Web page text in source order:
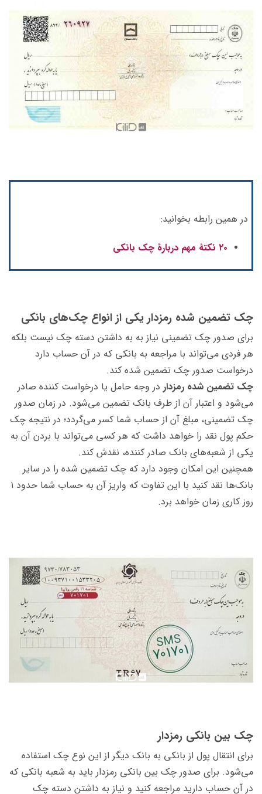
در همین رابطه بخوانید:
۲۰ نکتۀ مهم دربارۀ چک بانکی
چک تضمین شده رمزدار یکی از انواع چک‌های بانکی
برای صدور چک تضمینی نیاز به به داشتن دسته چک نیست بلکه
هر فردی می‌تواند با مراجعه به بانکی که در آن حساب دارد
درخواست صدور چک تضمین شده کند.
چک تضمین شده رمزدار در وجه حامل یا درخواست کننده صادر
می‌شود و اعتبار آن از طرف بانک تضمین می‌شود. در زمان صدور
چک تضمینی، مبلغ آن از حساب شما کسر می‌گردد؛ در نتیجه چک
حکم پول نقد را خواهد داشت که هر کسی می‌تواند با بردن آن به
یکی از شعبه‌های بانک صادر کننده، نقدش کند.
همچنین این امکان وجود دارد که چک تضمین شده را در سایر
بانک‌ها نقد کنید با این تفاوت که واریز آن به حساب شما حدود ۱
روز کاری زمان خواهد برد.
چک بین بانکی رمزدار
برای انتقال پول از بانکی به بانک دیگر از این نوع چک استفاده
می‌شود. برای صدور چک بین بانکی رمزدار باید به شعبه بانکی که
در آن حساب دارید مراجعه کنید و نیاز به داشتن دسته چک